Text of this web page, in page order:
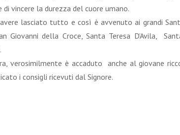
vincere la durezza del cuore umano.
lasciato tutto e così è avvenuto ai grandi
Giovanni della Croce, Santa Teresa D’Avila,
verosimilmente è accaduto anche al giovane
i consigli ricevuti dal Signore.